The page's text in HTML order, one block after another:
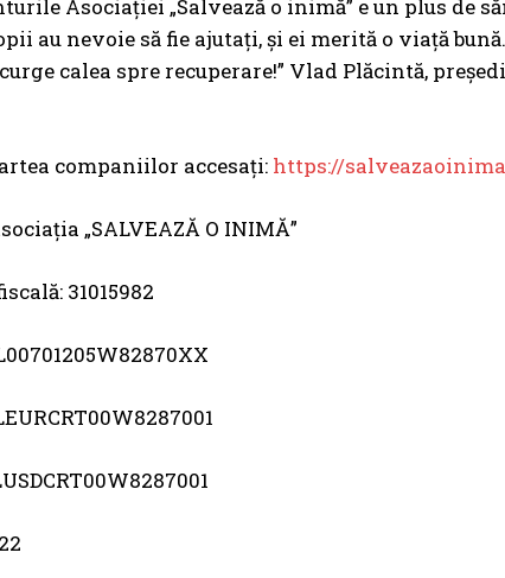
Asociației „Salvează o inimă” e un plus de
au nevoie să fie ajutați, și ei merită o viață
calea spre recuperare!” Vlad Plăcintă,
companiilor accesați: https://
„SALVEAZĂ O INIMĂ”
31015982